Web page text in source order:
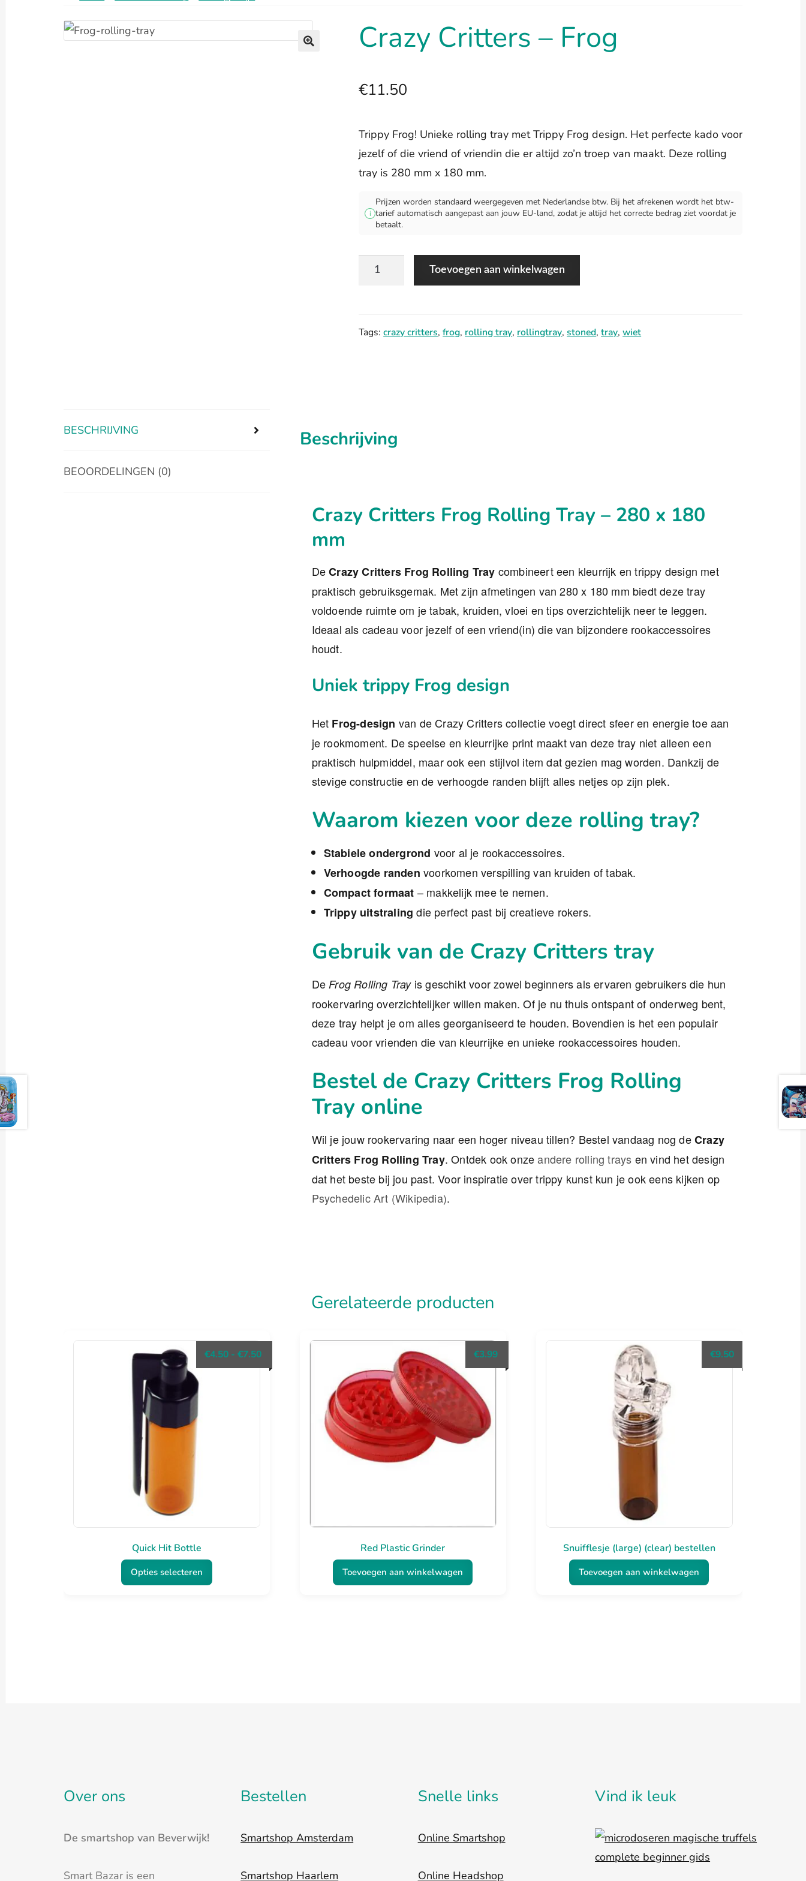
Crazy Critters – Frog
€11.50
Trippy Frog! Unieke rolling tray met Trippy Frog design. Het perfecte kado voor
jezelf of die vriend of vriendin die er altijd zo’n troep van maakt. Deze rolling
tray is 280 mm x 180 mm.
i
Prijzen worden standaard weergegeven met Nederlandse btw. Bij het afrekenen wordt het btw-
tarief automatisch aangepast aan jouw EU-land, zodat je altijd het correcte bedrag ziet voordat je
betaalt.
Crazy
aantal
Toevoegen aan winkelwagen
Tags:crazy critters,frog, rolling tray, rollingtray,stoned,tray,wiet
BESCHRIJVING
BEOORDELINGEN (0)
Beschrijving
Crazy Critters Frog Rolling Tray – 280 x 180
mm
DeCrazy Critters Frog Rolling Tray combineert een kleurrijk en trippy design met
praktisch gebruiksgemak. Met zijn afmetingen van 280 x 180 mm biedt deze tray
voldoende ruimte om je tabak, kruiden, vloei en tips overzichtelijk neer te leggen.
Ideaal als cadeau voor jezelf of een vriend(in) die van bijzondere rookaccessoires
houdt.
Uniek trippy Frog design
Het Frog-design van de Crazy Critters collectie voegt direct sfeer en energie toe aan
je rookmoment. De speelse en kleurrijke print maakt van deze tray niet alleen een
praktisch hulpmiddel, maar ook een stijlvol item dat gezien mag worden. Dankzij de
stevige constructie en de verhoogde randen blijft alles netjes op zijn plek.
Waarom kiezen voor deze rolling tray?
Stabiele ondergrond voor al je rookaccessoires.
Verhoogde randen voorkomen verspilling van kruiden of tabak.
Compact formaat – makkelijk mee te nemen.
Trippy uitstraling die perfect past bij creatieve rokers.
Gebruik van de Crazy Critters tray
De Frog Rolling Trayis geschikt voor zowel beginners als ervaren gebruikers die hun
rookervaring overzichtelijker willen maken. Of je nu thuis ontspant of onderweg bent,
deze tray helpt je om alles georganiseerd te houden. Bovendien is het een populair
cadeau voor vrienden die van kleurrijke en unieke rookaccessoires houden.
Bestel de Crazy Critters Frog Rolling
Tray online
Wil je jouw rookervaring naar een hoger niveau tillen? Bestel vandaag nog deCrazy
Critters Frog Rolling Tray. Ontdek ook onzeandere rolling trays en vind het design
dat het beste bij jou past. Voor inspiratie over trippy kunst kun je ook eens kijken op
Psychedelic Art (Wikipedia).
Gerelateerde producten
Quick Hit Bottle
€4.50 - €7.50Prijsklasse:
€4.50
Opties selecteren
Red Plastic Grinder
€3.99
Toevoegen aan winkelwagen
Snuifflesje (large) (clear) bestellen
€9.50
Toevoegen aan winkelwagen
Over ons
De smartshop van Beverwijk!
Smart Bazar is een
Bestellen
Smartshop Amsterdam
Smartshop Haarlem
Snelle links
Online Smartshop
Online Headshop
Vind ik leuk